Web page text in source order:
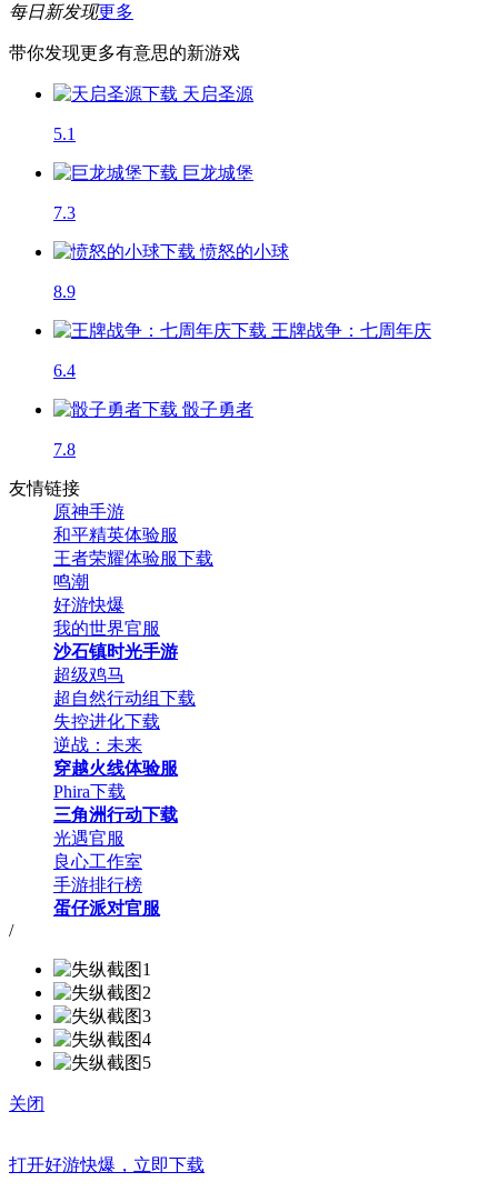
每日新发现更多
带你发现更多有意思的新游戏
天启圣源
5.1
巨龙城堡
7.3
愤怒的小球
8.9
王牌战争：七周年庆
6.4
骰子勇者
7.8
友情链接
原神手游
和平精英体验服
王者荣耀体验服下载
鸣潮
好游快爆
我的世界官服
沙石镇时光手游
超级鸡马
超自然行动组下载
失控进化下载
逆战：未来
穿越火线体验服
Phira下载
三角洲行动下载
光遇官服
良心工作室
手游排行榜
蛋仔派对官服
/
关闭
打开好游快爆，立即下载